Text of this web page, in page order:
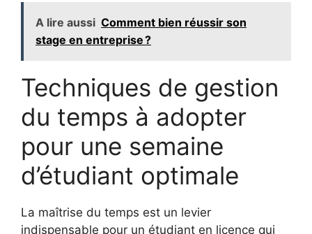
A lire aussi Comment bien réussir son
stage en entreprise ?
Techniques de gestion
du temps à adopter
pour une semaine
d’étudiant optimale
La maîtrise du temps est un levier
indispensable pour un étudiant en licence qui